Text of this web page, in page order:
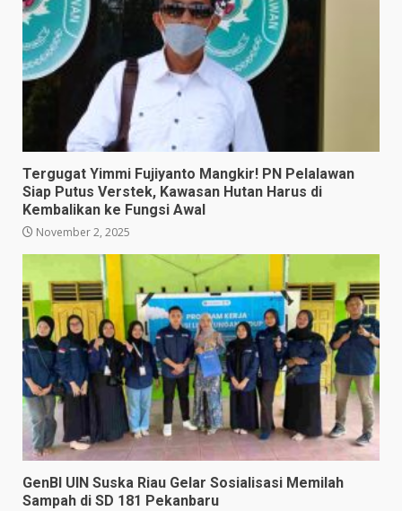
Tergugat Yimmi Fujiyanto Mangkir! PN Pelalawan
Siap Putus Verstek, Kawasan Hutan Harus di
Kembalikan ke Fungsi Awal
November 2, 2025
GenBI UIN Suska Riau Gelar Sosialisasi Memilah
Sampah di SD 181 Pekanbaru